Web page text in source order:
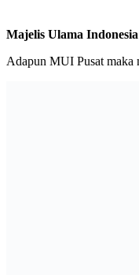
Majelis Ulama Indonesia
Adapun MUI Pusat maka